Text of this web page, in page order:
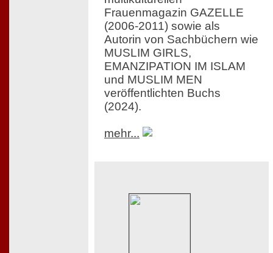
Frauenmagazin GAZELLE
(2006-2011) sowie als
Autorin von Sachbüchern wie
MUSLIM GIRLS,
EMANZIPATION IM ISLAM
und MUSLIM MEN
veröffentlichten Buchs
(2024).
mehr...